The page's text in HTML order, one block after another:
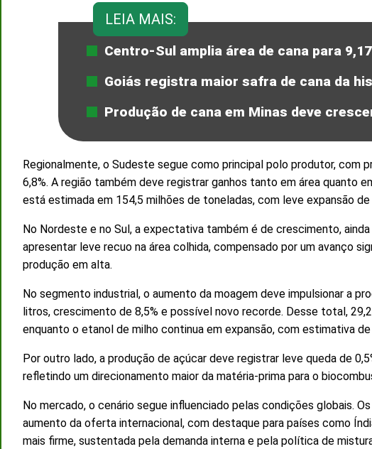
LEIA MAIS:
Centro-Sul amplia área de cana para
Goiás registra maior safra de cana da
Produção de cana em Minas deve
Regionalmente, o Sudeste segue como principal polo produtor, com
6,8%. A região também deve registrar ganhos tanto em área quanto
está estimada em 154,5 milhões de toneladas, com leve expansão
No Nordeste e no Sul, a expectativa também é de crescimento,
apresentar leve recuo na área colhida, compensado por um avanço
produção em alta.
No segmento industrial, o aumento da moagem deve impulsionar a
litros, crescimento de 8,5% e possível novo recorde. Desse total,
enquanto o etanol de milho continua em expansão, com estimativa
Por outro lado, a produção de açúcar deve registrar leve queda de
refletindo um direcionamento maior da matéria-prima para o
No mercado, o cenário segue influenciado pelas condições globais.
aumento da oferta internacional, com destaque para países como
mais firme, sustentada pela demanda interna e pela política de